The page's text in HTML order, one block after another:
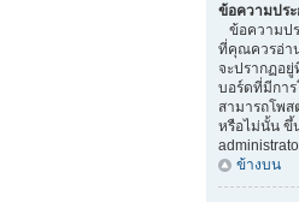
ข้อความประ
ข้อความป
ที่คุณควรอ่า
จะปรากฏอ
บอร์ดที่มีกา
สามารถโพ
หรือไม่นั้น ขึ้
ข้างบน